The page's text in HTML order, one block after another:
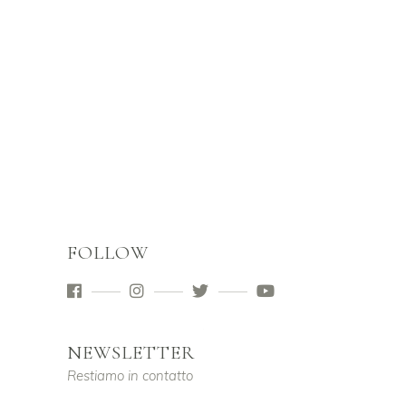
FOLLOW
NEWSLETTER
Restiamo in contatto